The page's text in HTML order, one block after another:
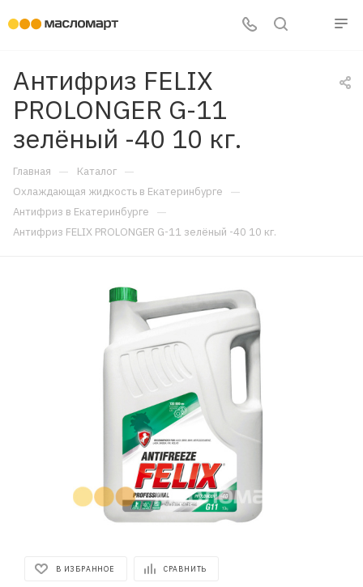
Антифриз FELIX
PROLONGER G-11
зелёный -40 10 кг.
Главная — Каталог —
Охлаждающая жидкость в Екатеринбурге —
Антифриз в Екатеринбурге —
Антифриз FELIX PROLONGER G-11 зелёный -40 10 кг.
В ИЗБРАННОЕ СРАВНИТЬ